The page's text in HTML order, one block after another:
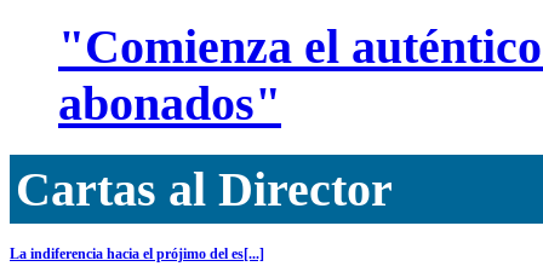
"Comienza el
abonados"
Cartas al Director
La indiferencia hacia el prójimo del es[...]